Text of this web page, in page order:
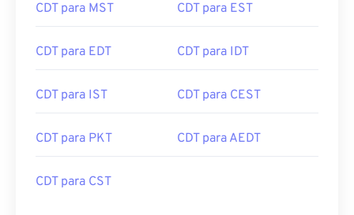
CDT para MST CDT para EST
CDT para EDT CDT para IDT
CDT para IST CDT para CEST
CDT para PKT CDT para AEDT
CDT para CST